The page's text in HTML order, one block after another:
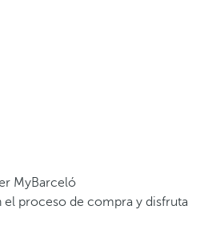
MyBarceló
el proceso de compra y disfruta